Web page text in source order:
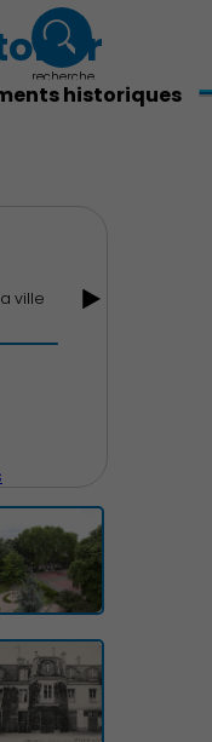
recherche
historiques
ville